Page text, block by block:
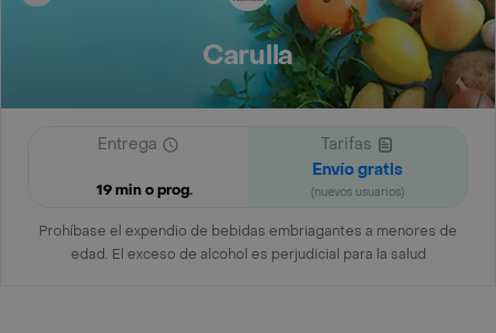
Carulla
Entrega
19 min o prog.
Tarifas
Envío gratis
(nuevos usuarios)
Prohíbase el expendio de bebidas embriagantes a menores de
edad. El exceso de alcohol es perjudicial para la salud